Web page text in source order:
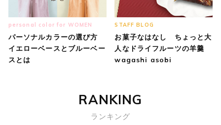
personal color for WOMEN
パーソナルカラーの選び方
イエローベースとブルーベー
スとは
STAFF BLOG
お菓子なはなし ちょっと大
人なドライフルーツの羊羹
wagashi asobi
RANKING
ランキング